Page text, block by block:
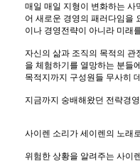
매일 매일 지형이 변화하는 사
어 새로운 경영의 패러다임을
이나 경영전략이 아니라 미래
자신의 삶과 조직의 목적의 관
을 체험하기를 열망하는 분들
목적지까지 구성원들 무사히
지금까지 숭배해왔던 전략경
사이렌 소리가 세이렌의 노래
위험한 상황을 알려주는 사이